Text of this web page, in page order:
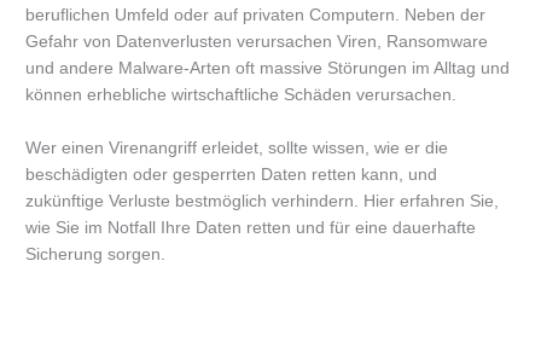
beruflichen Umfeld oder auf privaten Computern. Neben der
Gefahr von Datenverlusten verursachen Viren, Ransomware
und andere Malware-Arten oft massive Störungen im Alltag und
können erhebliche wirtschaftliche Schäden verursachen.
Wer einen Virenangriff erleidet, sollte wissen, wie er die
beschädigten oder gesperrten Daten retten kann, und
zukünftige Verluste bestmöglich verhindern. Hier erfahren Sie,
wie Sie im Notfall Ihre Daten retten und für eine dauerhafte
Sicherung sorgen.